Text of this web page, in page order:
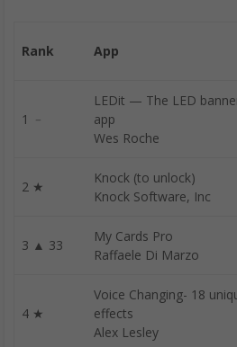
Rank App
1 ﹣
LEDit — The LED
app
Wes Roche
2 ★
Knock (to unlock)
Knock Software, Inc
3 ▲ 33
My Cards Pro
Raffaele Di Marzo
4 ★
Voice Changing- 18
effects
Alex Lesley